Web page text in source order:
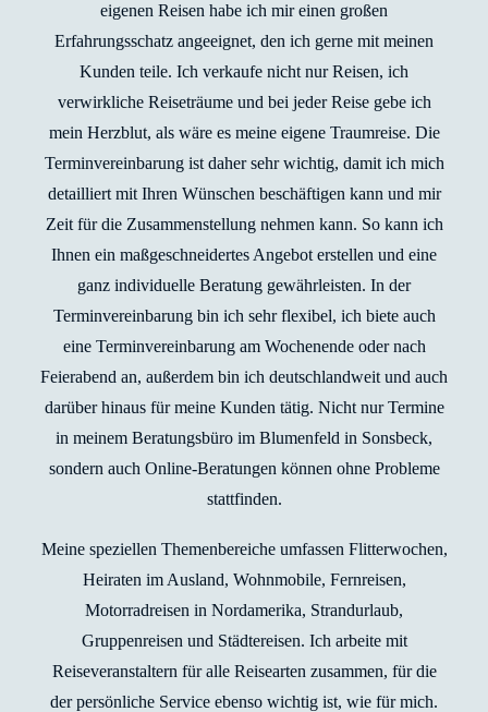
eigenen Reisen habe ich mir einen großen
Erfahrungsschatz angeeignet, den ich gerne mit meinen
Kunden teile. Ich verkaufe nicht nur Reisen, ich
verwirkliche Reiseträume und bei jeder Reise gebe ich
mein Herzblut, als wäre es meine eigene Traumreise. Die
Terminvereinbarung ist daher sehr wichtig, damit ich mich
detailliert mit Ihren Wünschen beschäftigen kann und mir
Zeit für die Zusammenstellung nehmen kann. So kann ich
Ihnen ein maßgeschneidertes Angebot erstellen und eine
ganz individuelle Beratung gewährleisten. In der
Terminvereinbarung bin ich sehr flexibel, ich biete auch
eine Terminvereinbarung am Wochenende oder nach
Feierabend an, außerdem bin ich deutschlandweit und auch
darüber hinaus für meine Kunden tätig. Nicht nur Termine
in meinem Beratungsbüro im Blumenfeld in Sonsbeck,
sondern auch Online-Beratungen können ohne Probleme
stattfinden.
Meine speziellen Themenbereiche umfassen Flitterwochen,
Heiraten im Ausland, Wohnmobile, Fernreisen,
Motorradreisen in Nordamerika, Strandurlaub,
Gruppenreisen und Städtereisen. Ich arbeite mit
Reiseveranstaltern für alle Reisearten zusammen, für die
der persönliche Service ebenso wichtig ist, wie für mich.